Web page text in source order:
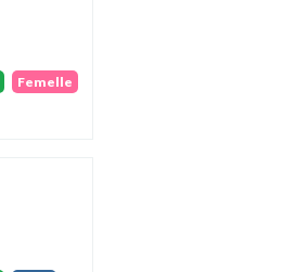
Femelle